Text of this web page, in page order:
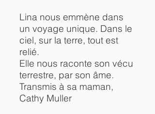
Lina nous emmène dans
un voyage unique. Dans le
ciel, sur la terre, tout est
relié.
Elle nous raconte son vécu
terrestre, par son âme.
Transmis à sa maman,
Cathy Muller